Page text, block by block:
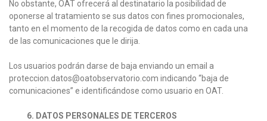
No obstante, OAT ofrecerá al destinatario la posibilidad de
oponerse al tratamiento se sus datos con fines promocionales,
tanto en el momento de la recogida de datos como en cada una
de las comunicaciones que le dirija.
Los usuarios podrán darse de baja enviando un email a
proteccion.datos@oatobservatorio.com indicando “baja de
comunicaciones” e identificándose como usuario en OAT.
6. DATOS PERSONALES DE TERCEROS